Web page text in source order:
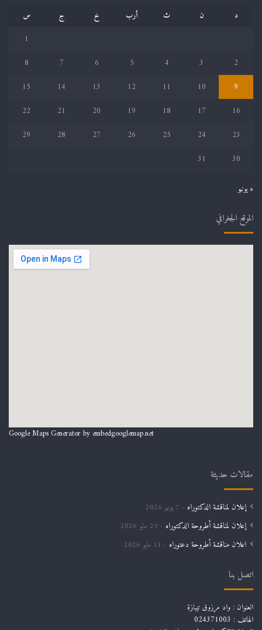
د
ن ث أرب خ ج
س
1
2
3
4
5
6
7
8
9
10
11
12
13
14
15
16
17
18
19
20
21
22
23
24
25
26
27
28
29
30
31
« يونيو
الموقع الجغرافي
Google Maps Generator by embedgooglemap.net
مقالات حديثة
إعلان لمناقشة الدكتوراه 7 يونيو 2026
إعلان لمناقشة أطروحة الدكتوراه 25 مايو 2026
اعلان مناقشة أطروحة دعتوراه 11 مايو 2026
اتصل بنا
العنوان : واد مرزوق تيبازة
الهاتف : 024371003